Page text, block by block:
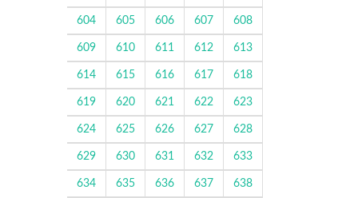
604 605 606 607 608
609 610 611 612 613
614 615 616 617 618
619 620 621 622 623
624 625 626 627 628
629 630 631 632 633
634 635 636 637 638